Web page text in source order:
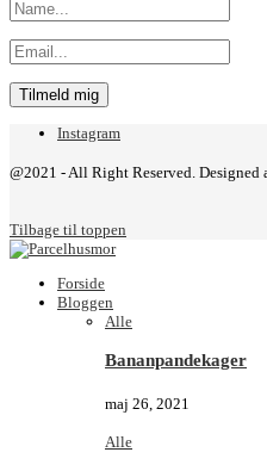
Instagram
@2021 - All Right Reserved. Designed
Tilbage til toppen
Forside
Bloggen
Alle
Bananpandekager
maj 26, 2021
Alle